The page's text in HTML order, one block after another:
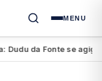
MENU
da Fonte se